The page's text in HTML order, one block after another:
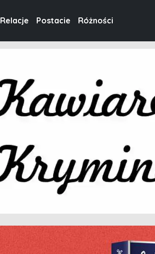
Relacje Postacie Różności